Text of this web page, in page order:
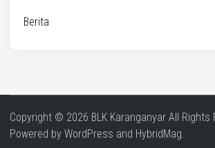
Berita
Copyright © 2026 BLK Karanganyar All Rights
Powered by WordPress and HybridMag